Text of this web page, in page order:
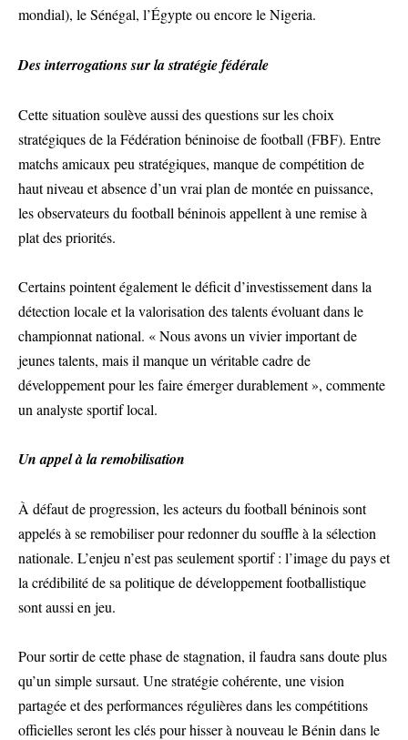
mondial), le Sénégal, l’Égypte ou encore le Nigeria.
Des interrogations sur la stratégie fédérale
Cette situation soulève aussi des questions sur les choix
stratégiques de la Fédération béninoise de football (FBF). Entre
matchs amicaux peu stratégiques, manque de compétition de
haut niveau et absence d’un vrai plan de montée en puissance,
les observateurs du football béninois appellent à une remise à
plat des priorités.
Certains pointent également le déficit d’investissement dans la
détection locale et la valorisation des talents évoluant dans le
championnat national. « Nous avons un vivier important de
jeunes talents, mais il manque un véritable cadre de
développement pour les faire émerger durablement », commente
un analyste sportif local.
Un appel à la remobilisation
À défaut de progression, les acteurs du football béninois sont
appelés à se remobiliser pour redonner du souffle à la sélection
nationale. L’enjeu n’est pas seulement sportif : l’image du pays et
la crédibilité de sa politique de développement footballistique
sont aussi en jeu.
Pour sortir de cette phase de stagnation, il faudra sans doute plus
qu’un simple sursaut. Une stratégie cohérente, une vision
partagée et des performances régulières dans les compétitions
officielles seront les clés pour hisser à nouveau le Bénin dans le